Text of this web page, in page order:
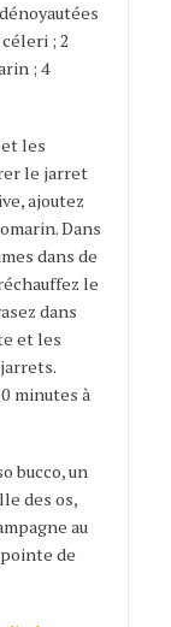
; 2
; 4
les
le jarret
ajoutez
Dans
dans de
le
dans
et les
minutes à
bucco, un
des os,
au
de